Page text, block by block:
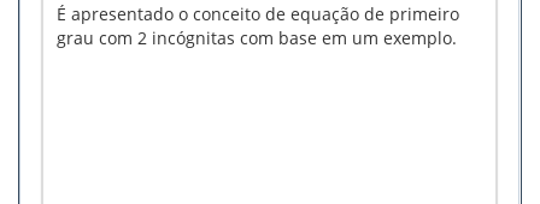
É apresentado o conceito de equação de primeiro
grau com 2 incógnitas com base em um exemplo.